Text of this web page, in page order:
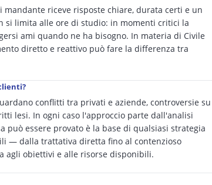
riceve risposte chiare, durata certi e un
si limita alle ore di studio: in momenti critici la
ami quando ne ha bisogno. In materia di Civile
diretto e reattivo può fare la differenza tra
conflitti tra privati e aziende, controversie su
lesi. In ogni caso l'approccio parte dall'analisi
può essere provato è la base di qualsiasi strategia
— dalla trattativa diretta fino al contenzioso
agli obiettivi e alle risorse disponibili.